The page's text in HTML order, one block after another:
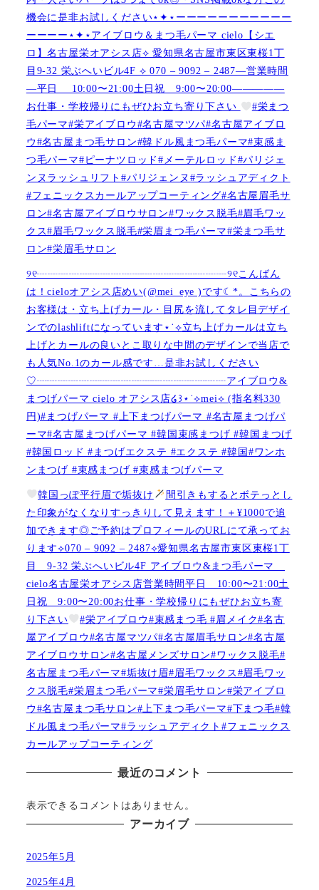
機会に是非お試しください⋆✦⋆ーーーーーーーーーーー
ーーーー⋆✦⋆アイブロウ＆まつ毛パーマ cielo【シエ
ロ】名古屋栄オアシス店︎︎⟡ 愛知県名古屋市東区東桜1丁
目9-32 栄ぶへいビル4F ︎︎⟡ 070 – 9092 – 2487—営業時間
—平日 10:00〜21:00土日祝 9:00〜20:00—————
お仕事・学校帰りにもぜひお立ち寄り下さい
#栄まつ
毛パーマ#栄アイブロウ#名古屋マツパ#名古屋アイブロ
ウ#名古屋まつ毛サロン#韓ドル風まつ毛パーマ#束感ま
つ毛パーマ#ピーナツロッド#メーテルロッド#パリジェ
ンヌラッシュリフト#パリジェンヌ#ラッシュアディクト
#フェニックスカールアップコーティング#名古屋眉毛サ
ロン#名古屋アイブロウサロン#ワックス脱毛#眉毛ワッ
クス#眉毛ワックス脱毛#栄眉まつ毛パーマ#栄まつ毛サ
ロン#栄眉毛サロン
୨୧┈┈┈┈┈┈┈┈┈┈┈┈┈┈┈┈┈┈୨୧こんばん
は！cieloオアシス店めい(@mei_eye )です︎︎☾*。こちらの
お客様は・立ち上げカール・目尻を流してタレ目デザイ
ンでのlashliftになっています⋆˙⟡立ち上げカールは立ち
上げとカールの良いとこ取りな中間のデザインで当店で
も人気No.1のカール感です…是非お試しください️
♡┈┈┈┈┈┈┈┈┈┈┈┈┈┈┈┈┈┈アイブロウ&
まつげパーマ cielo オアシス店໒꒱⋆˙⟡︎mei⟡ (指名料330
円)#まつげパーマ #上下まつげパーマ #名古屋まつげパ
ーマ#名古屋まつげパーマ #韓国束感まつげ #韓国まつげ
#韓国ロッド #まつげエクステ #エクステ #韓国#ワンホ
ンまつげ #束感まつげ #束感まつげパーマ
韓国っぽ平行眉で垢抜け
間引きもするとボテっとし
た印象がなくなりすっきりして見えます！＋¥1000で追
加できます◎ご予約はプロフィールのURLにて承ってお
ります⟡070 – 9092 – 2487⟡愛知県名古屋市東区東桜1丁
目 9-32 栄ぶへいビル4F アイブロウ&まつ毛パーマ
cielo名古屋栄オアシス店営業時間平日 10:00〜21:00土
日祝 9:00〜20:00お仕事・学校帰りにもぜひお立ち寄
り下さい
#栄アイブロウ#束感まつ毛 #眉メイク#名古
屋アイブロウ#名古屋マツパ#名古屋眉毛サロン#名古屋
アイブロウサロン#名古屋メンズサロン#ワックス脱毛#
名古屋まつ毛パーマ#垢抜け眉#眉毛ワックス#眉毛ワッ
クス脱毛#栄眉まつ毛パーマ#栄眉毛サロン#栄アイブロ
ウ#名古屋まつ毛サロン#上下まつ毛パーマ#下まつ毛#韓
ドル風まつ毛パーマ#ラッシュアディクト#フェニックス
カールアップコーティング
最近のコメント
表示できるコメントはありません。
アーカイブ
2025年5月
2025年4月